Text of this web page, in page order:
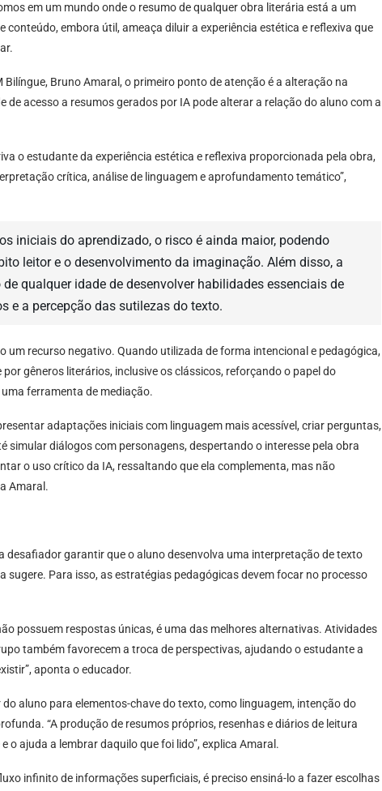
em um mundo onde o resumo de qualquer obra literária está a um
embora útil, ameaça diluir a experiência estética e reflexiva que
Bilíngue, Bruno Amaral, o primeiro ponto de atenção é a alteração na
acesso a resumos gerados por IA pode alterar a relação do aluno com a
o estudante da experiência estética e reflexiva proporcionada pela obra,
crítica, análise de linguagem e aprofundamento temático”,
iniciais do aprendizado, o risco é ainda maior, podendo
leitor e o desenvolvimento da imaginação. Além disso, a
qualquer idade de desenvolver habilidades essenciais de
e a percepção das sutilezas do texto.
um recurso negativo. Quando utilizada de forma intencional e pedagógica,
gêneros literários, inclusive os clássicos, reforçando o papel do
ferramenta de mediação.
adaptações iniciais com linguagem mais acessível, criar perguntas,
simular diálogos com personagens, despertando o interesse pela obra
o uso crítico da IA, ressaltando que ela complementa, mas não
Amaral.
desafiador garantir que o aluno desenvolva uma interpretação de texto
sugere. Para isso, as estratégias pedagógicas devem focar no processo
possuem respostas únicas, é uma das melhores alternativas. Atividades
também favorecem a troca de perspectivas, ajudando o estudante a
aponta o educador.
aluno para elementos-chave do texto, como linguagem, intenção do
“A produção de resumos próprios, resenhas e diários de leitura
ajuda a lembrar daquilo que foi lido”, explica Amaral.
infinito de informações superficiais, é preciso ensiná-lo a fazer escolhas